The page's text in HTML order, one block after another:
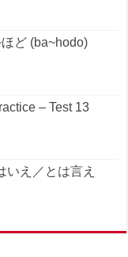
ど (ba~hodo)
– Test 13
いえ／とは言え